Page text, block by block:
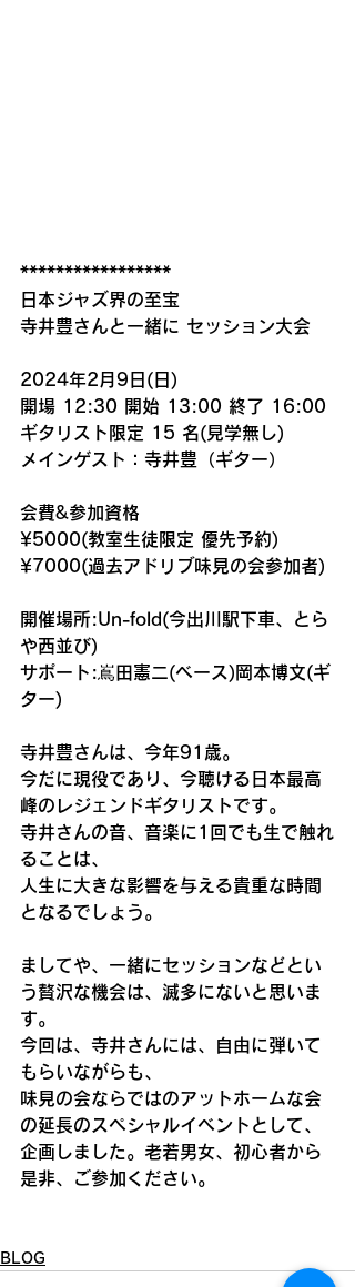
*****************
日本ジャズ界の至宝
寺井豊さんと一緒に セッション大会
2024年2月9日(日)
開場 12:30 開始 13:00 終了 16:00
ギタリスト限定 15 名(見学無し)
メインゲスト：寺井豊（ギター）
会費&参加資格
¥5000(教室生徒限定 優先予約)
¥7000(過去アドリブ味見の会参加者)
開催場所:Un-fold(今出川駅下車、とら
や西並び)
サポート:嶌田憲二(ベース)岡本博文(ギ
ター)
寺井豊さんは、今年91歳。
今だに現役であり、今聴ける日本最高
峰のレジェンドギタリストです。
寺井さんの音、音楽に1回でも生で触れ
ることは、
人生に大きな影響を与える貴重な時間
となるでしょう。
ましてや、一緒にセッションなどとい
う贅沢な機会は、滅多にないと思いま
す。
今回は、寺井さんには、自由に弾いて
もらいながらも、
味見の会ならではのアットホームな会
の延長のスペシャルイベントとして、
企画しました。老若男女、初心者から
是非、ご参加ください。
BLOG